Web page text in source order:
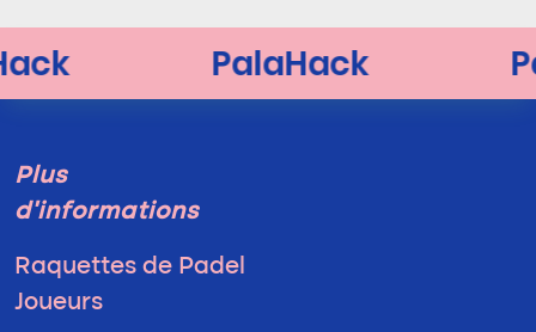
Plus
d'informations
Raquettes de Padel
Joueurs